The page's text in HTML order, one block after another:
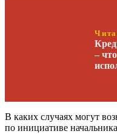
–
В каких случаях могут
по инициативе